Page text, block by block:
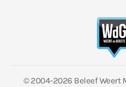
© 2004-2026 Beleef Weert